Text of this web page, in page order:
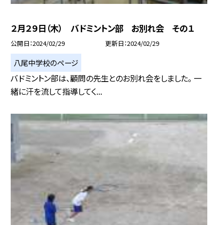
２月２９日（木） バドミントン部 お別れ会 その１
公開日 2024/02/29 更新日 2024/02/29
八尾中学校のページ
バドミントン部は、顧問の先生とのお別れ会をしました。 一
緒に汗を流して指導してく...